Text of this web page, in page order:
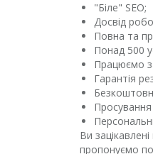
"Біле" SEO;
Досвід
Повна та
Понад 500
Працюємо
Гарантія
Просування
Ви
пропонуємо